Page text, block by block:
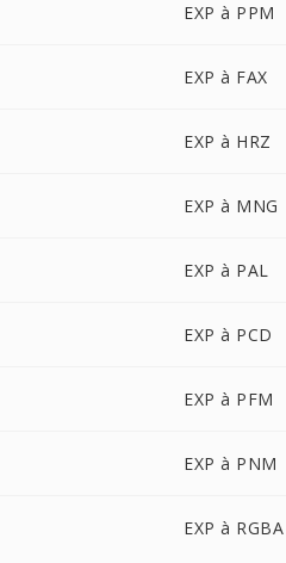
EXP à PPM
EXP à FAX
EXP à HRZ
EXP à MNG
EXP à PAL
EXP à PCD
EXP à PFM
EXP à PNM
EXP à RGBA